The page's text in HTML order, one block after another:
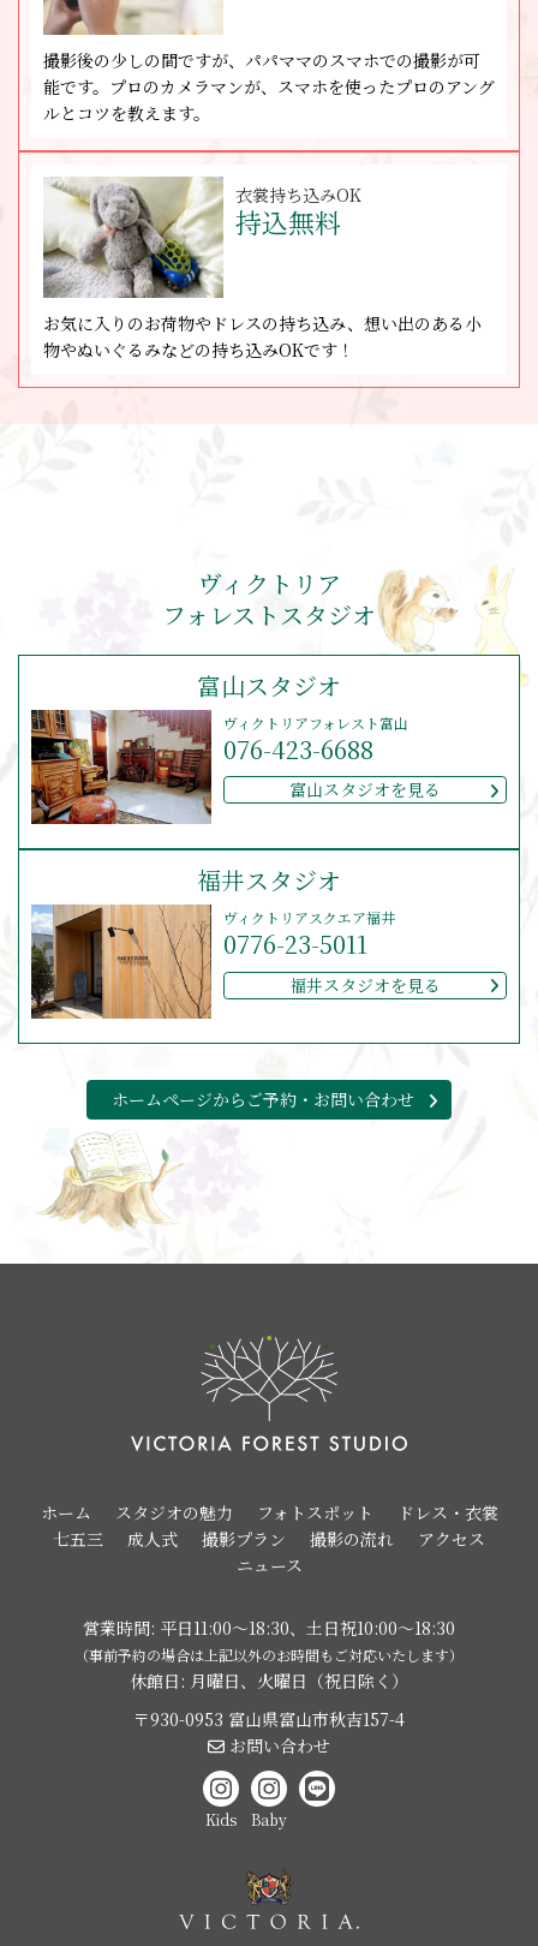
撮影後の少しの間ですが、パパママのスマホでの撮影が可
能です。プロのカメラマンが、スマホを使ったプロのアング
ルとコツを教えます。
衣裳持ち込みOK
持込無料
お気に入りのお荷物やドレスの持ち込み、想い出のある小
物やぬいぐるみなどの持ち込みOKです！
ヴィクトリア
フォレストスタジオ
富山スタジオ
ヴィクトリアフォレスト富山
076-423-6688
富山スタジオを見る
福井スタジオ
ヴィクトリアスクエア福井
0776-23-5011
福井スタジオを見る
ホームページからご予約・お問い合わせ
ホーム スタジオの魅力 フォトスポット
ドレス・衣裳
七五三
成人式 撮影プラン 撮影の流れ
アクセス
ニュース
営業時間: 平日11:00〜18:30、土日祝10:00〜18:30
（事前予約の場合は上記以外のお時間もご対応いたします）
休館日: 月曜日、火曜日（祝日除く）
〒930-0953 富山県富山市秋吉157-4
お問い合わせ
Kids Baby